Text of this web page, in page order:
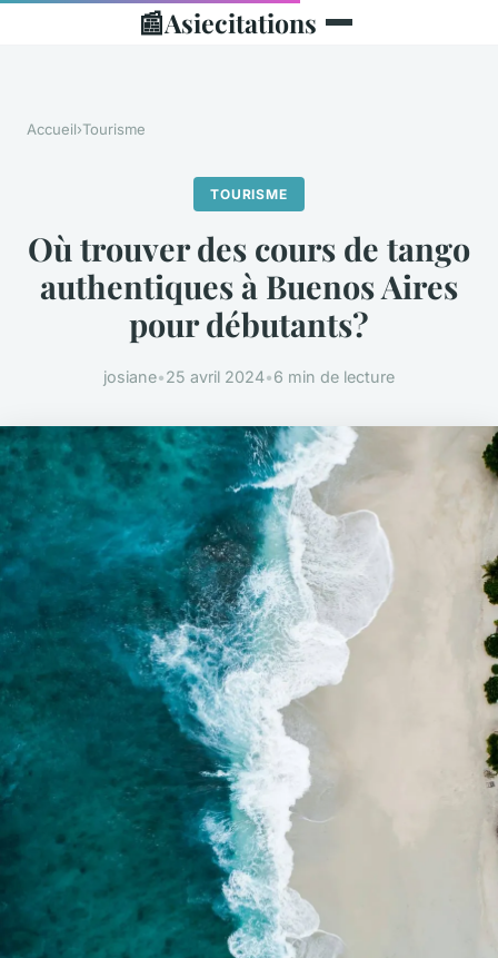
📰Asiecitations
Accueil›Tourisme
TOURISME
Où trouver des cours de tango
authentiques à Buenos Aires
pour débutants?
josiane•25 avril 2024•6 min de lecture